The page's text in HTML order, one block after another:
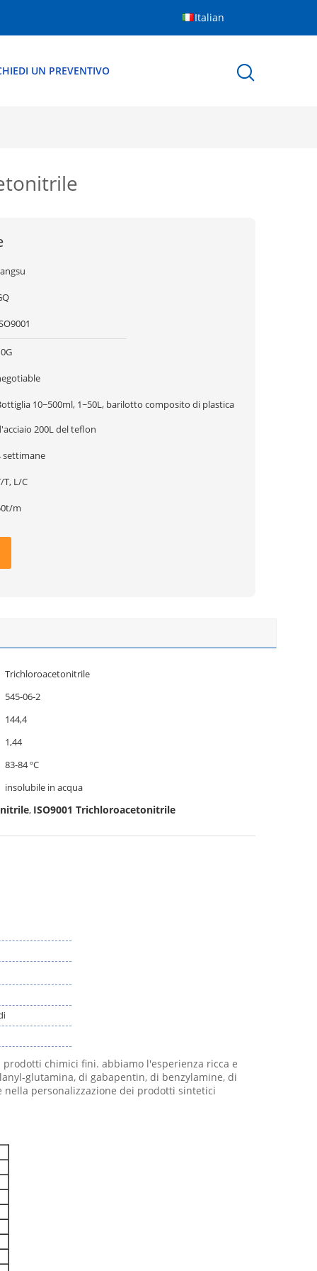
Italian
UN PREVENTIVO
10~500ml, 1~50L, barilotto composito di plastica
200L del teflon
settimane
T, L/C
m
Trichloroacetonitrile
545-06-2
144,4
1,44
83-84 ºC
insolubile in acqua
, ISO9001 Trichloroacetonitrile
chimici fini. abbiamo l'esperienza ricca e
glutamina, di gabapentin, di benzylamine, di
nella personalizzazione dei prodotti sintetici